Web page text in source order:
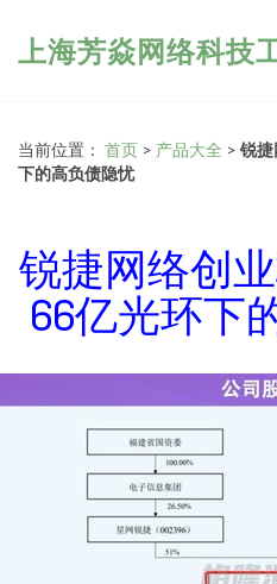
上海芳焱网络科技
当前位置： 首页 > 产品大全 > 锐
下的高负债隐忧
锐捷网络创
66亿光环下